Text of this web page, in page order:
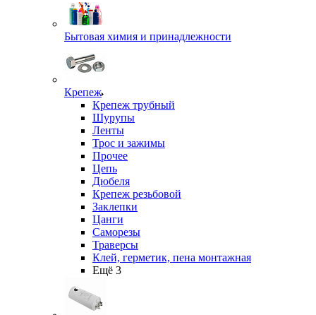
Бытовая химия и принадлежности
Крепеж
Крепеж трубный
Шурупы
Ленты
Трос и зажимы
Прочее
Цепь
Дюбеля
Крепеж резьбовой
Заклепки
Цанги
Саморезы
Траверсы
Клей, герметик, пена монтажная
Ещё 3